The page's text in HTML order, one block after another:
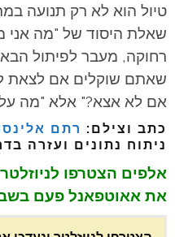
טיול הוא לא רק תנועה
שאלת היסוד של "מה
רחוקה, מעבר לפיתול
שאתם שוקלים אם לצאת
אם לא אצא?" אלא "מה
כתב וצילם: רתם
ניתוח נתונים ועזרה
אלפים הצטרפו
את אאוטפאנל פעם